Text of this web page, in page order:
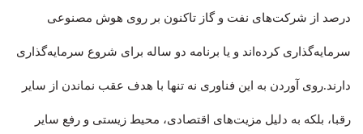
درصد از شرکت‌های نفت و گاز تاکنون بر روی هوش مصنوعی
سرمایه‌گذاری کرده‌اند و یا برنامه دو ساله برای شروع سرمایه‌گذاری
دارند.روی آوردن به این فناوری نه تنها با هدف عقب نماندن از سایر
رقبا، بلکه به دلیل مزیت‌های اقتصادی، محیط زیستی و رفع سایر